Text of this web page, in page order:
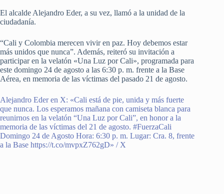
El alcalde Alejandro Eder, a su vez, llamó a la unidad de la
ciudadanía.
“Cali y Colombia merecen vivir en paz. Hoy debemos estar
más unidos que nunca”. Además, reiteró su invitación a
participar en la velatón «Una Luz por Cali», programada para
este domingo 24 de agosto a las 6:30 p. m. frente a la Base
Aérea, en memoria de las víctimas del pasado 21 de agosto.
Alejandro Eder en X: «Cali está de pie, unida y más fuerte
que nunca. Los esperamos mañana con camiseta blanca para
reunirnos en la velatón “Una Luz por Cali”, en honor a la
memoria de las víctimas del 21 de agosto. #FuerzaCali
Domingo 24 de Agosto Hora: 6:30 p. m. Lugar: Cra. 8, frente
a la Base https://t.co/mvpxZ762gD» / X